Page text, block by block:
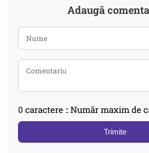
Adaugă
0 caractere :: Număr maxim de
Trimite